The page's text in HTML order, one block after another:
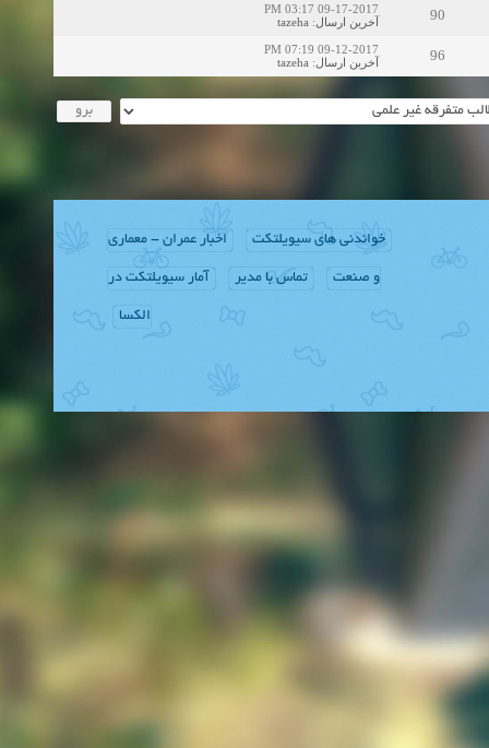
90
09-17-2017 03:17 PM
آخرین ارسال:
tazeha
96
09-12-2017 07:19 PM
آخرین ارسال:
tazeha
خواندنی های سیویلتکت اخبار عمران - معماری
و صنعت تماس با مدیر آمار سیویلتکت در
الکسا